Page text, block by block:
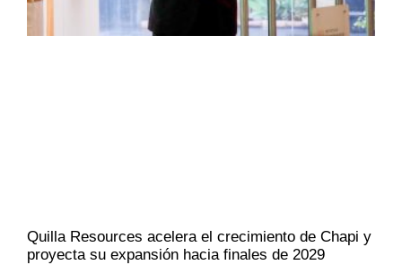
Quilla Resources acelera el crecimiento de Chapi y
proyecta su expansión hacia finales de 2029